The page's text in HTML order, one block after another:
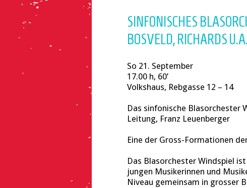
SINFONISCHES
BOSVELD, RICHARDS
So 21. September
17.00 h, 60’
Volkshaus, Rebgasse 12 – 14
Das sinfonische Blasorchester
Leitung, Franz Leuenberger
Eine der Gross-Formationen
Das Blasorchester Windspiel
jungen Musikerinnen und
Niveau gemeinsam in grosser